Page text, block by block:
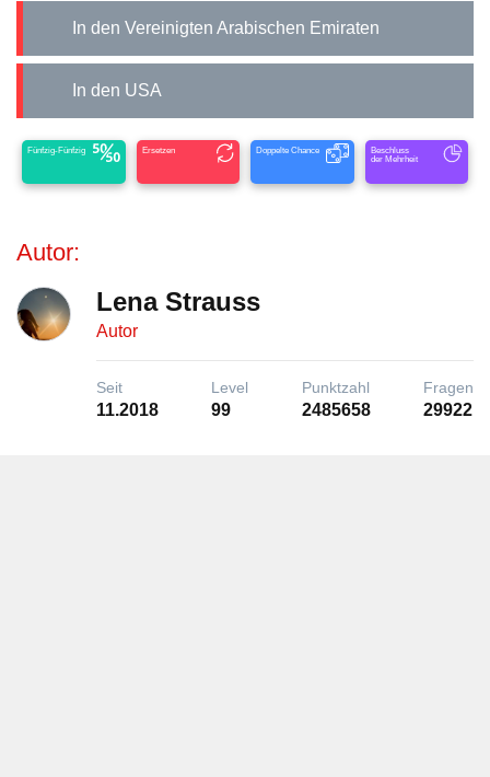
In den Vereinigten Arabischen Emiraten
In den USA
Fünfzig-Fünfzig Ersetzen Doppelte Chance
Beschluss
der Mehrheit
Autor:
Lena Strauss
Autor
Seit
11.2018
Level
99
Punktzahl
2485658
Fragen
29922